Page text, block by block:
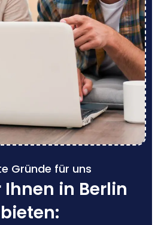
Gründe für uns
in Berlin
bieten: